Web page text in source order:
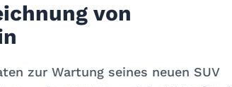
von
zur Wartung seines neuen SUV